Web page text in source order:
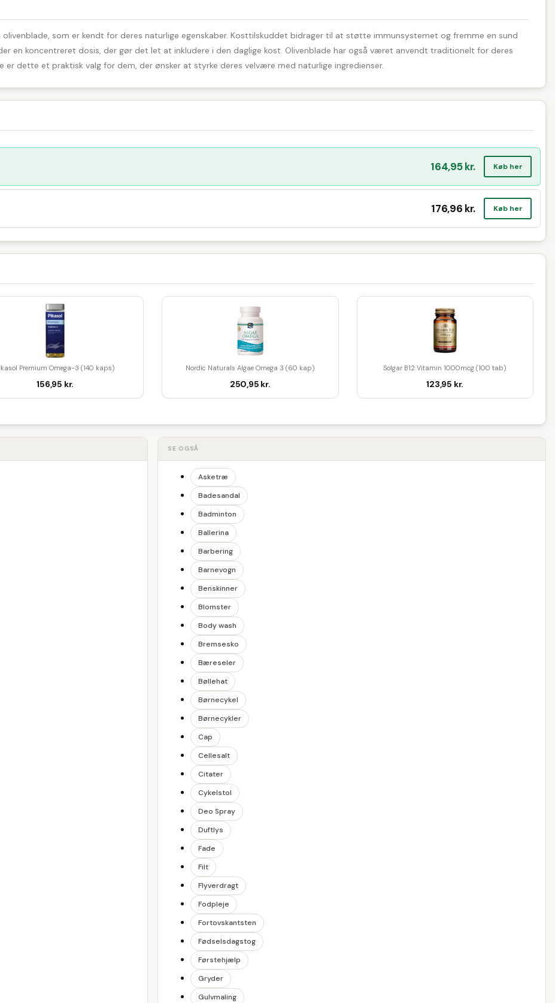
som er kendt for deres naturlige egenskaber. Kosttilskuddet bidrager til at støtte immunsystemet og fremme en sund
en koncentreret dosis, der gør det let at inkludere i den daglige kost. Olivenblade har også været anvendt traditionelt for deres
er dette et praktisk valg for dem, der ønsker at styrke deres velvære med naturlige ingredienser.
164,95 kr. Køb her
176,96 kr. Køb her
Premium Omega-3 (140 kaps)
156,95 kr.
Nordic Naturals Algae Omega 3 (60 kap)
250,95 kr.
Solgar B12 Vitamin 1000mcg (100 tab)
123,95 kr.
SE OGSÅ
Asketræ
Badesandal
Badminton
Ballerina
Barbering
Barnevogn
Benskinner
Blomster
Body wash
Bremsesko
Bæreseler
Bøllehat
Børnecykel
Børnecykler
Cap
Cellesalt
Citater
Cykelstol
Deo Spray
Duftlys
Fade
Filt
Flyverdragt
Fodpleje
Fortovskantsten
Fødselsdagstog
Førstehjælp
Gryder
Gulvmaling